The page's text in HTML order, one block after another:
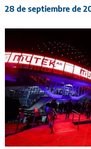
28 de septiembre de